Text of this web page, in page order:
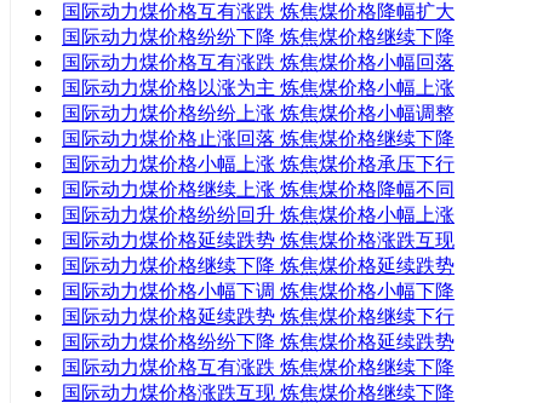
国际动力煤价格互有涨跌 炼焦煤价格降幅扩大
国际动力煤价格纷纷下降 炼焦煤价格继续下降
国际动力煤价格互有涨跌 炼焦煤价格小幅回落
国际动力煤价格以涨为主 炼焦煤价格小幅上涨
国际动力煤价格纷纷上涨 炼焦煤价格小幅调整
国际动力煤价格止涨回落 炼焦煤价格继续下降
国际动力煤价格小幅上涨 炼焦煤价格承压下行
国际动力煤价格继续上涨 炼焦煤价格降幅不同
国际动力煤价格纷纷回升 炼焦煤价格小幅上涨
国际动力煤价格延续跌势 炼焦煤价格涨跌互现
国际动力煤价格继续下降 炼焦煤价格延续跌势
国际动力煤价格小幅下调 炼焦煤价格小幅下降
国际动力煤价格延续跌势 炼焦煤价格继续下行
国际动力煤价格纷纷下降 炼焦煤价格延续跌势
国际动力煤价格互有涨跌 炼焦煤价格继续下降
国际动力煤价格涨跌互现 炼焦煤价格继续下降